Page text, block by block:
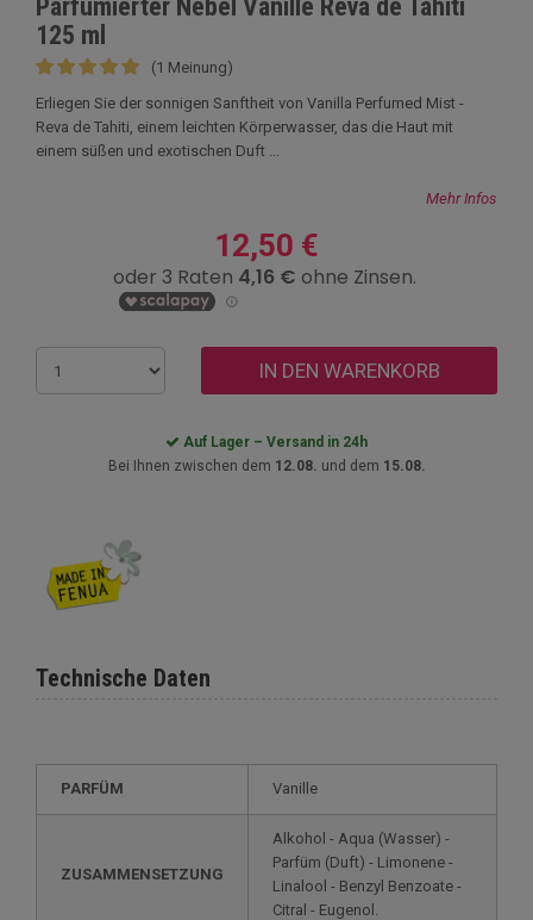
Parfümierter Nebel Vanille Reva de Tahiti
125 ml
(1 Meinung)
Erliegen Sie der sonnigen Sanftheit von Vanilla Perfumed Mist -
Reva de Tahiti, einem leichten Körperwasser, das die Haut mit
einem süßen und exotischen Duft ...
Mehr Infos
12,50 €
IN DEN WARENKORB
Auf Lager – Versand in 24h
Bei Ihnen zwischen dem 12.08. und dem 15.08.
Technische Daten
PARFÜM Vanille
ZUSAMMENSETZUNG
Alkohol - Aqua (Wasser) -
Parfüm (Duft) - Limonene -
Linalool - Benzyl Benzoate -
Citral - Eugenol.